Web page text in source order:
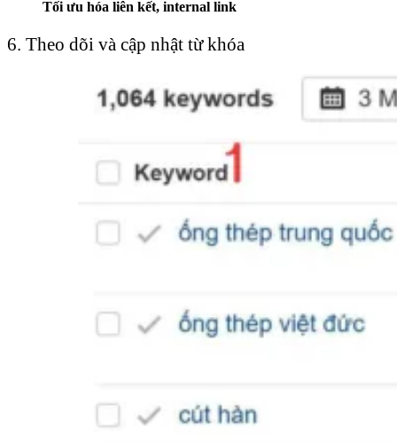
Tối ưu hóa liên kết, internal link
6. Theo dõi và cập nhật từ khóa